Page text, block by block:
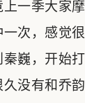
一季大家
次，感觉
巍，开始
没有和乔